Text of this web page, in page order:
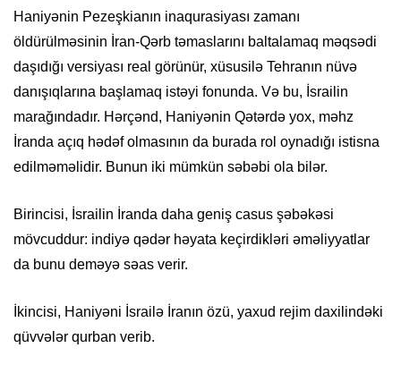
Haniyənin Pezeşkianın inaqurasiyası zamanı
öldürülməsinin İran-Qərb təmaslarını baltalamaq məqsədi
daşıdığı versiyası real görünür, xüsusilə Tehranın nüvə
danışıqlarına başlamaq istəyi fonunda. Və bu, İsrailin
marağındadır. Hərçənd, Haniyənin Qətərdə yox, məhz
İranda açıq hədəf olmasının da burada rol oynadığı istisna
edilməməlidir. Bunun iki mümkün səbəbi ola bilər.
Birincisi, İsrailin İranda daha geniş casus şəbəkəsi
mövcuddur: indiyə qədər həyata keçirdikləri əməliyyatlar
da bunu deməyə səas verir.
İkincisi, Haniyəni İsrailə İranın özü, yaxud rejim daxilindəki
qüvvələr qurban verib.